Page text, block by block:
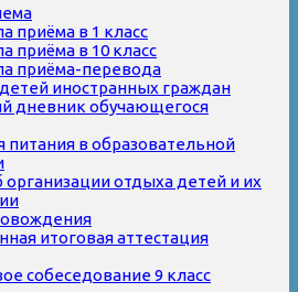
приёма в 1 класс
приёма в 10 класс
приёма-перевода
иностранных граждан
дневник обучающегося
питания в образовательной
отдыха детей и их
итоговая аттестация
собеседование 9 класс